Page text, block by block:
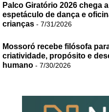
Palco Giratório 2026 chega
espetáculo de dança e
crianças - 7/31/2026
Mossoró recebe filósofa
criatividade, propósito e
humano - 7/30/2026